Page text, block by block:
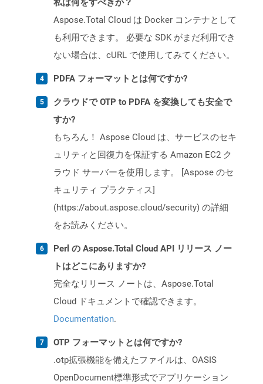
私は何をすべきか？
Aspose.Total Cloud は Docker コンテナとして
も利用できます。 必要な SDK がまだ利用でき
ない場合は、cURL で使用してみてください。
PDFA フォーマットとは何ですか?
クラウドで OTP to PDFA を変換しても安全で
すか?
もちろん！ Aspose Cloud は、サービスのセキ
ュリティと回復力を保証する Amazon EC2 ク
ラウド サーバーを使用します。 [Aspose のセ
キュリティ プラクティス]
(https://about.aspose.cloud/security) の詳細
をお読みください。
Perl の Aspose.Total Cloud API リリース ノー
トはどこにありますか?
完全なリリース ノートは、Aspose.Total
Cloud ドキュメントで確認できます。
Documentation.
OTP フォーマットとは何ですか?
.otp拡張機能を備えたファイルは、OASIS
OpenDocument標準形式でアプリケーション